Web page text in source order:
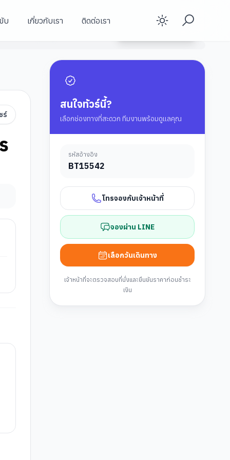
บ เกี่ยวกับเรา ติดต่อเรา Enable
ร์
สนใจทัวร์นี้?
เลือกช่องทางที่สะดวก ทีมงานพร้อมดูแลคุณ
รหัสอ้างอิง
BT15542
โทรจองกับเจ้าหน้าที่
จองผ่าน LINE
เลือกวันเดินทาง
เจ้าหน้าที่จะตรวจสอบที่นั่งและยืนยันราคาก่อนชำระ
เงิน